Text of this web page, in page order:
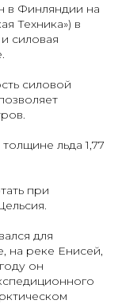
в Финляндии на
Техника») в
силовая
силовой
льда 1,77
при
для
на реке Енисей,
он